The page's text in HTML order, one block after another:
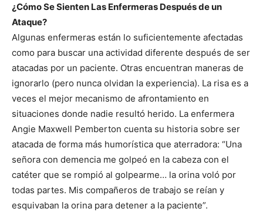
¿Cómo Se Sienten Las Enfermeras Después de un
Ataque?
Algunas enfermeras están lo suficientemente afectadas
como para buscar una actividad diferente después de ser
atacadas por un paciente. Otras encuentran maneras de
ignorarlo (pero nunca olvidan la experiencia). La risa es a
veces el mejor mecanismo de afrontamiento en
situaciones donde nadie resultó herido. La enfermera
Angie Maxwell Pemberton cuenta su historia sobre ser
atacada de forma más humorística que aterradora: “Una
señora con demencia me golpeó en la cabeza con el
catéter que se rompió al golpearme… la orina voló por
todas partes. Mis compañeros de trabajo se reían y
esquivaban la orina para detener a la paciente”.